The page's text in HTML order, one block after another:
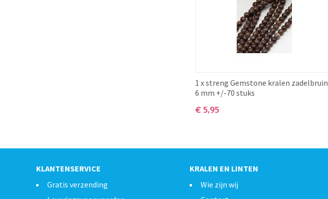
1 x streng Gemstone kralen zadelbruin
6 mm +/-70 stuks
€5,95
KLANTENSERVICE
Gratis verzending
KRALEN EN LINTEN
Wie zijn wij